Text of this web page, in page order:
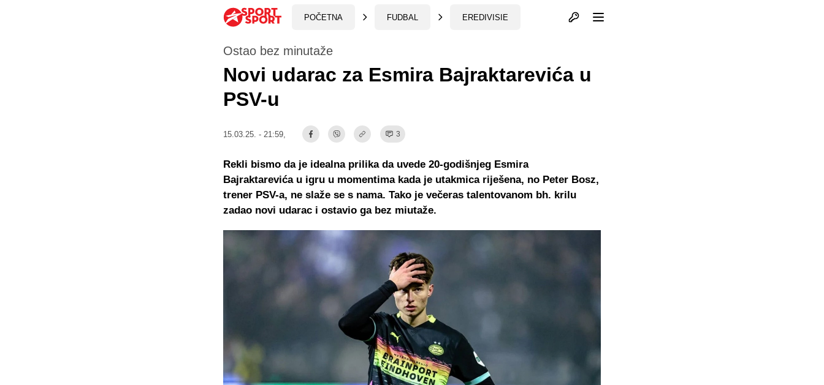
POČETNA FUDBAL EREDIVISIE Otvori profil
Ostao bez minutaže
Novi udarac za Esmira Bajraktarevića u
PSV-u
15.03.25. - 21:59, 3
Rekli bismo da je idealna prilika da uvede 20-godišnjeg Esmira
Bajraktarevića u igru u momentima kada je utakmica riješena, no Peter Bosz,
trener PSV-a, ne slaže se s nama. Tako je večeras talentovanom bh. krilu
zadao novi udarac i ostavio ga bez miutaže.